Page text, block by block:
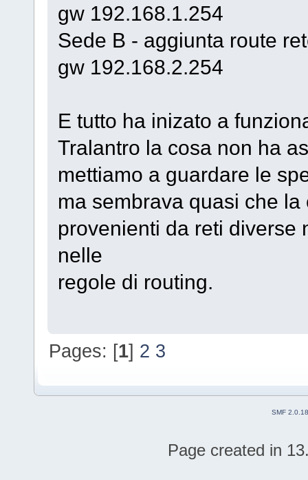
gw 192.168.1.254
Sede B - aggiunta route
gw 192.168.2.254
E tutto ha inizato a
Tralantro la cosa non ha
mettiamo a guardare le
ma sembrava quasi che
provenienti da reti diverse
nelle
regole di routing.
Pages: [1] 2 3
SMF 2.0.18
Page created in